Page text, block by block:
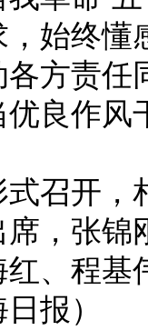
始终
方责
良作风
开，
张锦
、程基
报）